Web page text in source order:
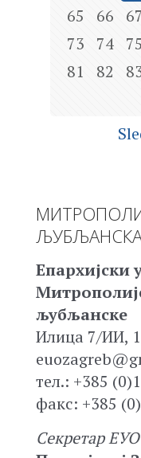
65
66 67
73
74 75
81
82
Епархијски
љубљанске
Илица 7/ИИ,
тел.: +385
факс: +385
Секретар ЕУО